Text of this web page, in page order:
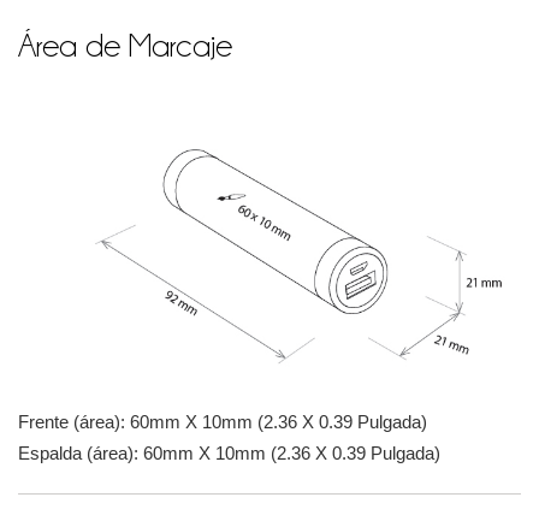
Área de Marcaje
Frente (área): 60mm X 10mm (2.36 X 0.39 Pulgada)
Espalda (área): 60mm X 10mm (2.36 X 0.39 Pulgada)